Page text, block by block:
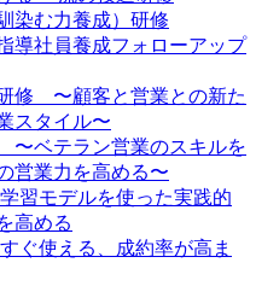
染む力養成）研修
導社員養成フォローアップ
修 〜顧客と営業との新た
スタイル〜
ベテラン営業のスキルを
営業力を高める〜
習モデルを使った実践的
高める
ぐ使える、成約率が高ま